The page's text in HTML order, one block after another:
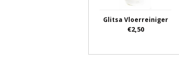
Glitsa Vloerreiniger
€2,50